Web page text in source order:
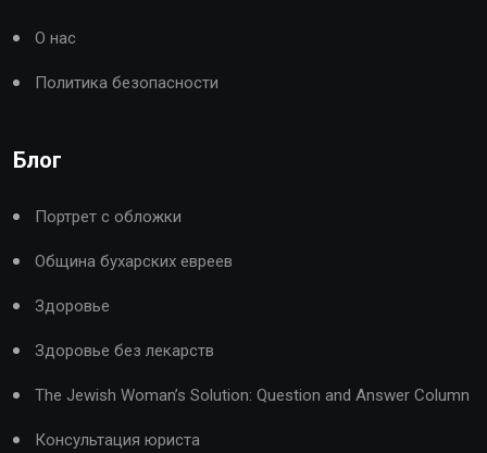
О нас
Политика безопасности
Блог
Портрет с обложки
Община бухарских евреев
Здоровье
Здоровье без лекарств
The Jewish Woman’s Solution: Question and Answer Column
Консультация юриста